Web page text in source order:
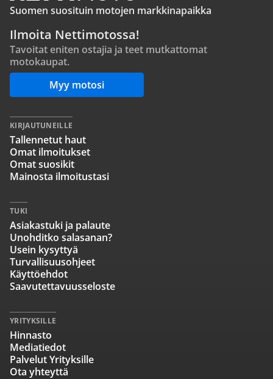
Suomen suosituin motojen markkinapaikka
Ilmoita Nettimotossa!
Tavoitat eniten ostajia ja teet mutkattomat
motokaupat.
Myy motosi
KIRJAUTUNEILLE
Tallennetut haut
Omat ilmoitukset
Omat suosikit
Mainosta ilmoitustasi
TUKI
Asiakastuki ja palaute
Unohditko salasanan?
Usein kysyttyä
Turvallisuusohjeet
Käyttöehdot
Saavutettavuusseloste
YRITYKSILLE
Hinnasto
Mediatiedot
Palvelut Yrityksille
Ota yhteyttä